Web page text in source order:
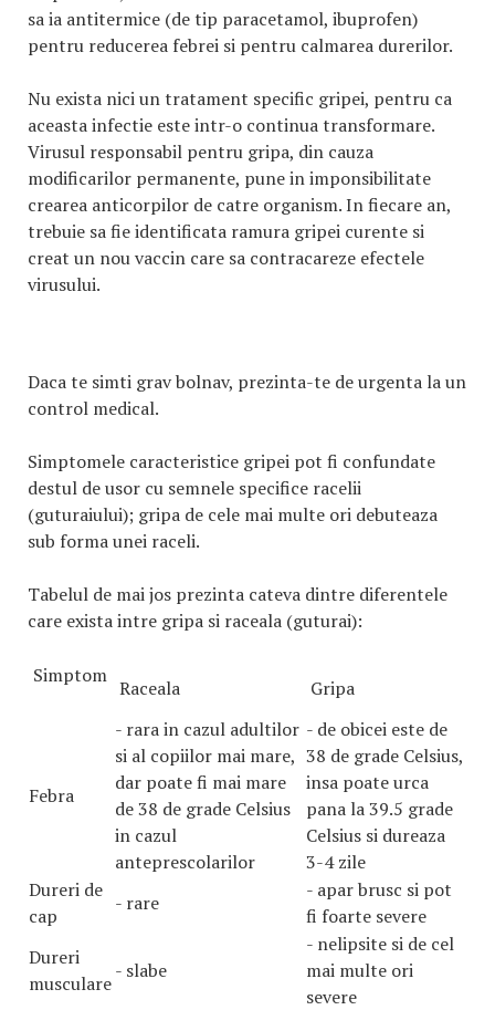
sa ia antitermice (de tip paracetamol, ibuprofen)
pentru reducerea febrei si pentru calmarea durerilor.
Nu exista nici un tratament specific gripei, pentru ca
aceasta infectie este intr-o continua transformare.
Virusul responsabil pentru gripa, din cauza
modificarilor permanente, pune in imponsibilitate
crearea anticorpilor de catre organism. In fiecare an,
trebuie sa fie identificata ramura gripei curente si
creat un nou vaccin care sa contracareze efectele
virusului.
Daca te simti grav bolnav, prezinta-te de urgenta la un
control medical.
Simptomele caracteristice gripei pot fi confundate
destul de usor cu semnele specifice racelii
(guturaiului); gripa de cele mai multe ori debuteaza
sub forma unei raceli.
Tabelul de mai jos prezinta cateva dintre diferentele
care exista intre gripa si raceala (guturai):
Simptom
Raceala Gripa
Febra
- rara in cazul adultilor
si al copiilor mai mare,
dar poate fi mai mare
de 38 de grade Celsius
in cazul
anteprescolarilor
- de obicei este de
38 de grade Celsius,
insa poate urca
pana la 39.5 grade
Celsius si dureaza
3-4 zile
Dureri de
cap
- rare
- apar brusc si pot
fi foarte severe
Dureri
musculare
- slabe
- nelipsite si de cel
mai multe ori
severe